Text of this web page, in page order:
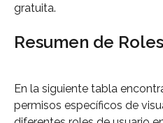
gratuita.
Resumen de Roles
En la siguiente tabla
permisos específicos de